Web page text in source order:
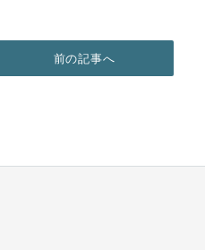
前の記事へ